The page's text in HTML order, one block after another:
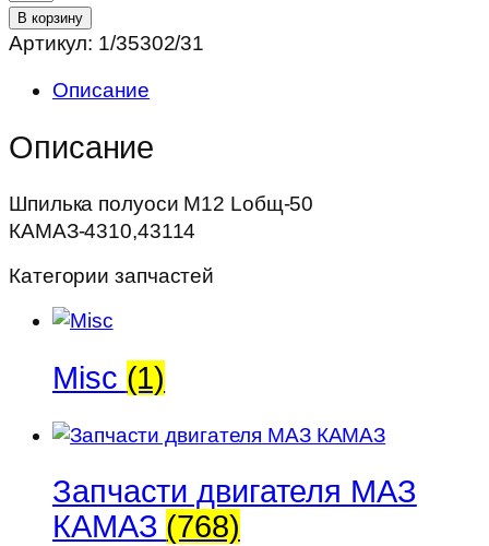
товара
Шпилька
М12
КАМАЗ-4310,43114
В корзину
Артикул: 1/35302/31
Описание
Описание
Шпилька полуоси М12 Lобщ-50
КАМАЗ-4310,43114
Категории запчастей
Misc (1)
Запчасти двигателя МАЗ
КАМАЗ (768)